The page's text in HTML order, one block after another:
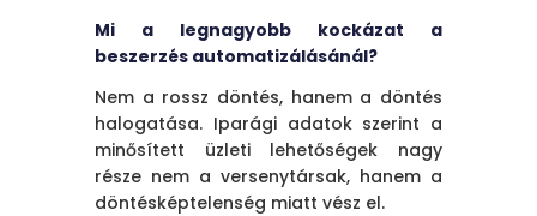
Mi a legnagyobb kockázat a
beszerzés automatizálásánál?
Nem a rossz döntés, hanem a döntés
halogatása. Iparági adatok szerint a
minősített üzleti lehetőségek nagy
része nem a versenytársak, hanem a
döntésképtelenség miatt vész el.